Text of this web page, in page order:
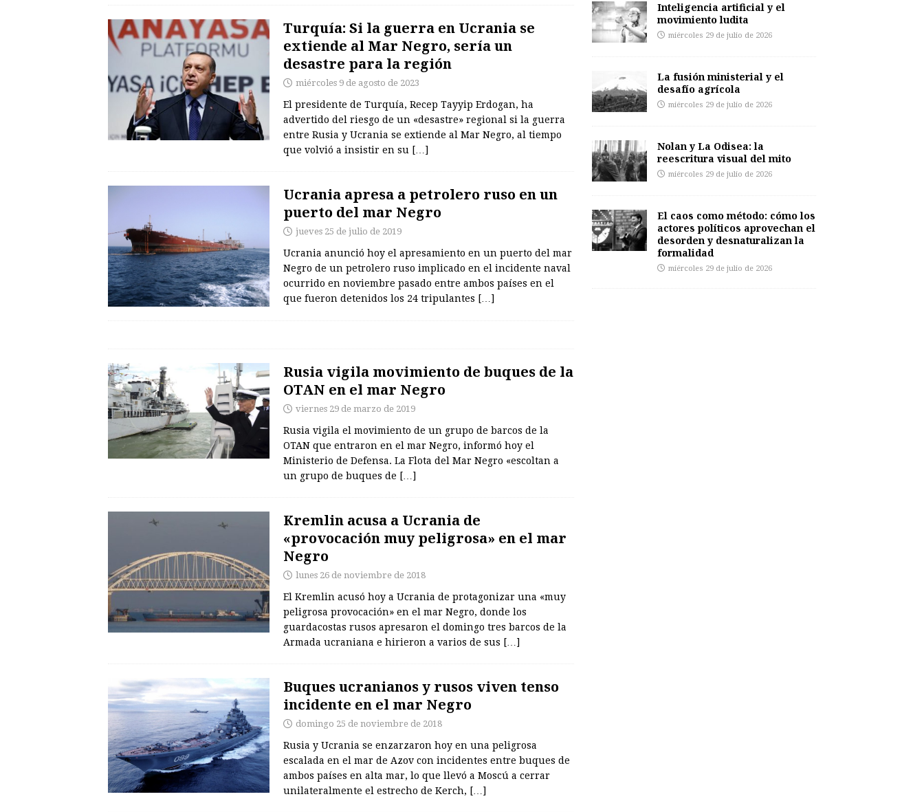
Turquía: Si la guerra en Ucrania se
extiende al Mar Negro, sería un
desastre para la región
miércoles 9 de agosto de 2023
El presidente de Turquía, Recep Tayyip Erdogan, ha
advertido del riesgo de un «desastre» regional si la guerra
entre Rusia y Ucrania se extiende al Mar Negro, al tiempo
que volvió a insistir en su […]
Ucrania apresa a petrolero ruso en un
puerto del mar Negro
jueves 25 de julio de 2019
Ucrania anunció hoy el apresamiento en un puerto del mar
Negro de un petrolero ruso implicado en el incidente naval
ocurrido en noviembre pasado entre ambos países en el
que fueron detenidos los 24 tripulantes […]
Rusia vigila movimiento de buques de la
OTAN en el mar Negro
viernes 29 de marzo de 2019
Rusia vigila el movimiento de un grupo de barcos de la
OTAN que entraron en el mar Negro, informó hoy el
Ministerio de Defensa. La Flota del Mar Negro «escoltan a
un grupo de buques de […]
Kremlin acusa a Ucrania de
«provocación muy peligrosa» en el mar
Negro
lunes 26 de noviembre de 2018
El Kremlin acusó hoy a Ucrania de protagonizar una «muy
peligrosa provocación» en el mar Negro, donde los
guardacostas rusos apresaron el domingo tres barcos de la
Armada ucraniana e hirieron a varios de sus […]
Buques ucranianos y rusos viven tenso
incidente en el mar Negro
domingo 25 de noviembre de 2018
Rusia y Ucrania se enzarzaron hoy en una peligrosa
escalada en el mar de Azov con incidentes entre buques de
ambos países en alta mar, lo que llevó a Moscú a cerrar
unilateralmente el estrecho de Kerch, […]
Inteligencia artificial y el
movimiento ludita
miércoles 29 de julio de 2026
La fusión ministerial y el
desafío agrícola
miércoles 29 de julio de 2026
Nolan y La Odisea: la
reescritura visual del mito
miércoles 29 de julio de 2026
El caos como método: cómo los
actores políticos aprovechan el
desorden y desnaturalizan la
formalidad
miércoles 29 de julio de 2026